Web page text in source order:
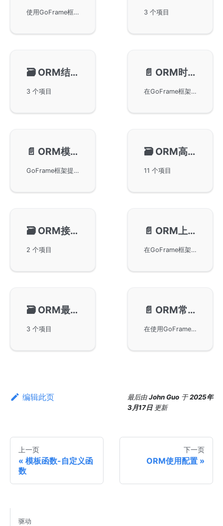
使用GoFrame框架进行原生SQL的ORM方法操作。详细讲解了通过方法操作来执行复杂SQL的方法，包括数据库查询、数据插入、更新、删除和批量操作的具体用法，同时提供了具体的代码示例。 3 个项目
🗃️ ORM结果处理
3 个项目
📄️ ORM时区处理
在GoFrame框架中处理ORM操作中的时区问题，特别是使用MySQL数据库时的时区转换。我们讲解了如何通过设置loc参数来控制time.Time对象在提交到数据库时的时区处理，并提供了相关代码示例和配置建议，帮助开发者在处理数据库操作时更好地管理时区。
📄️ ORM模型生成
GoFrame框架提供了简单的ORM数据表模型自动生成功能，通过gf gen dao/model命令实现，适用于开发者快速生成数据库模型。具体使用方法可参考相关开发工具章节，优化开发效率。
🗃️ ORM高级特性
11 个项目
🗃️ ORM接口开发
2 个项目
📄️ ORM上下文变量
在GoFrame框架中如何通过ORM支持自定义的上下文变量，以实现异步IO控制、链路跟踪、嵌套事务等功能。通过使用Ctx方法，开发者可以轻松传递自定义上下文变量，实现更复杂的请求控制和跟踪。文章提供了请求超时控制和模型上下文操作的具体示例和建议。
🗃️ ORM最佳实践
3 个项目
📄️ ORM常见问题
在使用GoFrame框架进行ORM操作时可能遇到的几种常见问题及其解决方案，包括数据库连接池过期导致的连接错误、update和insert操作不生效、无法找到数据库驱动、查询条件带有WHERE 0=1的问题以及MySQL表情存储乱码问题等。同时给出了一些配置建议以优化使用体验。
编辑此页 最后由John Guo 于2025年
3月17日 更新
上一页
模板函数-自定义函
数
下一页
ORM使用配置
驱动